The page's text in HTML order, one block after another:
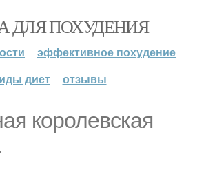
ДЛЯ ПОХУДЕНИЯ
эффективное похудение
диет
отзывы
королевская